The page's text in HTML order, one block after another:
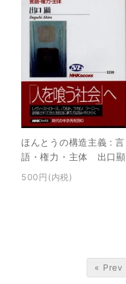
ほんとうの構造主義 : 言
語・権力・主体 出口顯
500円(内税)
« Prev